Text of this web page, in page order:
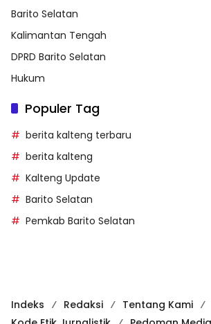
Barito Selatan
Kalimantan Tengah
DPRD Barito Selatan
Hukum
Populer Tag
berita kalteng terbaru
berita kalteng
Kalteng Update
Barito Selatan
Pemkab Barito Selatan
Indeks Redaksi
Tentang Kami